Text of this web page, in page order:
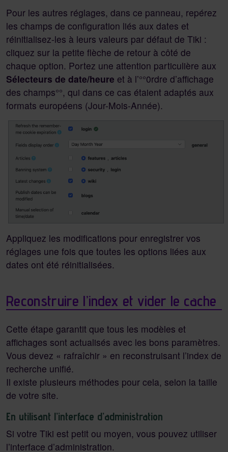
Pour les autres réglages, dans ce panneau, repérez
les champs de configuration liés aux dates et
réinitialisez-les à leurs valeurs par défaut de Tiki :
cliquez sur la petite flèche de retour à côté de
chaque option. Portez une attention particulière aux
Sélecteurs de date/heure et à l’°°0rdre d’affichage
des champs°°, qui dans ce cas étaient adaptés aux
formats européens (Jour-Mois-Année).
Appliquez les modifications pour enregistrer vos
réglages une fois que toutes les options liées aux
dates ont été réinitialisées.
Reconstruire l’index et vider le cache
Cette étape garantit que tous les modèles et
affichages sont actualisés avec les bons paramètres.
Vous devez « rafraîchir » en reconstruisant l’index de
recherche unifié.
Il existe plusieurs méthodes pour cela, selon la taille
de votre site.
En utilisant l’interface d’administration
Si votre Tiki est petit ou moyen, vous pouvez utiliser
l’interface d’administration.